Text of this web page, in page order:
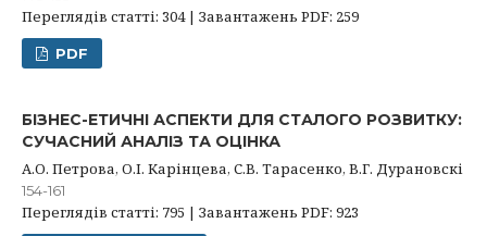
Переглядів статті: 304 | Завантажень PDF: 259
PDF
БІЗНЕС-ЕТИЧНІ АСПЕКТИ ДЛЯ СТАЛОГО РОЗВИТКУ:
СУЧАСНИЙ АНАЛІЗ ТА ОЦІНКА
А.О. Петрова, О.І. Карінцева, С.В. Тарасенко, В.Г. Дурановскі
154-161
Переглядів статті: 795 | Завантажень PDF: 923